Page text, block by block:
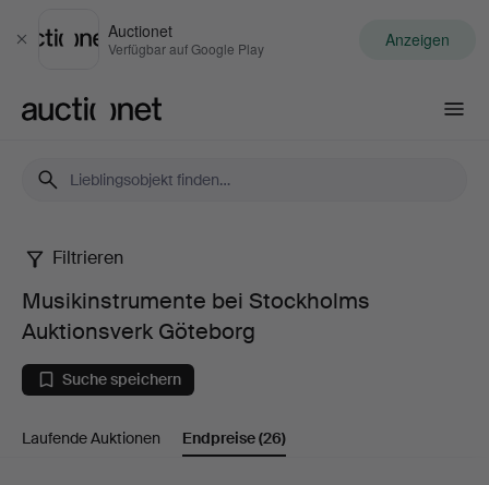
Schließen
Auctionet
Verfügbar auf Google Play Anzeigen
Musikinstrumente
bei
Stockholms
Auktionsverk
Filtrieren
Musikinstrumente bei Stockholms
Auktionsverk Göteborg
Suche speichern
Laufende Auktionen Endpreise(26)